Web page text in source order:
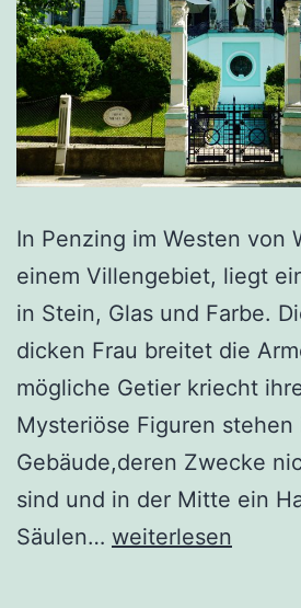
In Penzing im Westen von
einem Villengebiet, liegt
in Stein, Glas und Farbe.
dicken Frau breitet die
mögliche Getier kriecht
Mysteriöse Figuren stehen
Gebäude,deren Zwecke
sind und in der Mitte ein
Säulen… Ein
weiterlesen